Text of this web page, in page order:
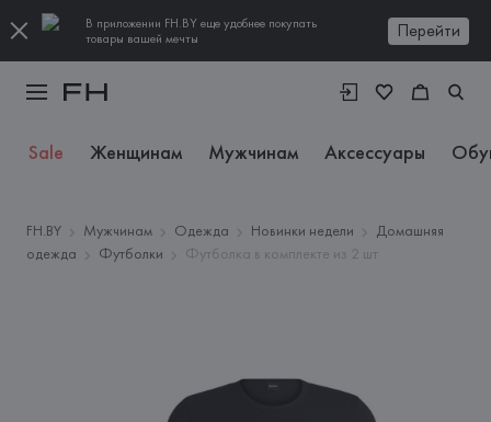
В приложении FH.BY еще удобнее покупать
товары вашей мечты
Перейти
Sale Женщинам Мужчинам Аксессуары
FH.BY Мужчинам Одежда Новинки недели
Домашняя
одежда
Футболки Футболка в комплекте из 2 шт